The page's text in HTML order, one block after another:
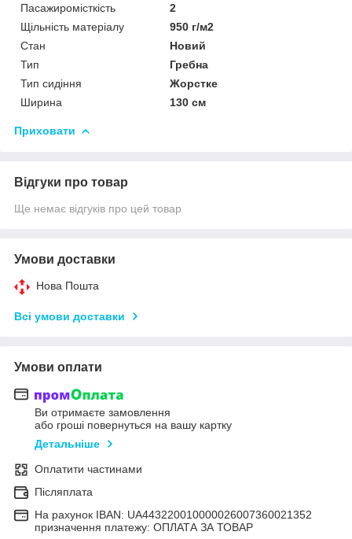
Пасажиромісткість
2
Щільність матеріалу
950 г/м2
Стан
Новий
Тип
Гребна
Тип сидіння
Жорстке
Ширина
130 см
Приховати
Відгуки про товар
Ще немає відгуків про цей товар
Умови доставки
Нова Пошта
Всі умови доставки
Умови оплати
Ви отримаєте замовлення
або гроші повернуться на вашу картку
Детальніше
Оплатити частинами
Післяплата
На рахунок IBAN: UA443220010000026007360021352
призначення платежу: ОПЛАТА ЗА ТОВАР